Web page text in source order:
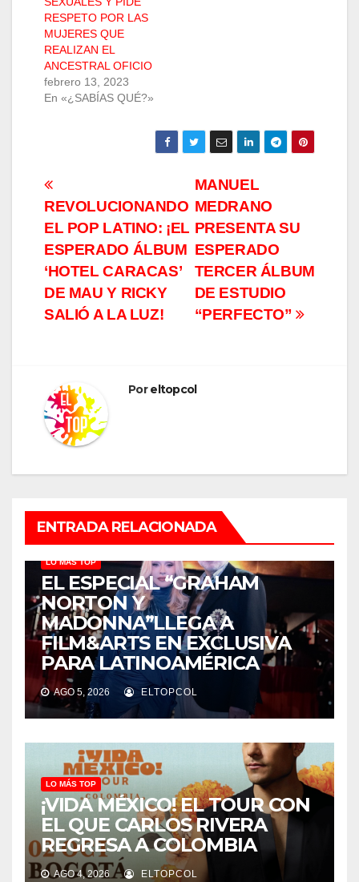
RESPETO POR LAS
MUJERES QUE
REALIZAN EL
ANCESTRAL OFICIO
febrero 13, 2023
En «¿SABÍAS QUÉ?»
Navegación
de
entradas
MANUEL
MEDRANO
PRESENTA SU
ESPERADO
TERCER ÁLBUM
DE ESTUDIO
“PERFECTO”
REVOLUCIONANDO
EL POP LATINO: ¡EL
ESPERADO ÁLBUM
‘HOTEL CARACAS’
DE MAU Y RICKY
SALIÓ A LA LUZ!
Poreltopcol
ENTRADA RELACIONADA
LO MÁS TOP
EL ESPECIAL “GRAHAM
NORTON Y
MADONNA”LLEGA A
FILM&ARTS EN EXCLUSIVA
PARA LATINOAMÉRICA
AGO 5, 2026 ELTOPCOL
LO MÁS TOP
¡VIDA MÉXICO! EL TOUR CON
EL QUE CARLOS RIVERA
REGRESA A COLOMBIA
AGO 4, 2026 ELTOPCOL